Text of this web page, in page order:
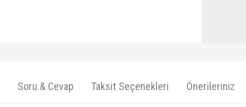
Soru & Cevap Taksit Seçenekleri Önerileriniz